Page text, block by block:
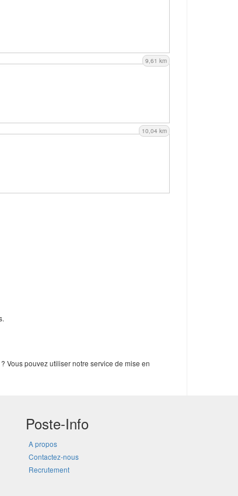
9,61 km
10,04 km
Vous pouvez utiliser notre service de mise en
Poste-Info
A propos
Contactez-nous
Recrutement